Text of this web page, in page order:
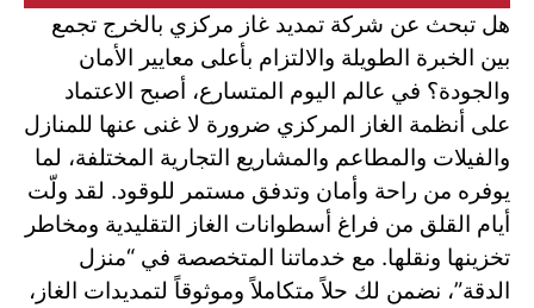
هل تبحث عن شركة تمديد غاز مركزي بالخرج تجمع
بين الخبرة الطويلة والالتزام بأعلى معايير الأمان
والجودة؟ في عالم اليوم المتسارع، أصبح الاعتماد
على أنظمة الغاز المركزي ضرورة لا غنى عنها للمنازل
والفيلات والمطاعم والمشاريع التجارية المختلفة، لما
يوفره من راحة وأمان وتدفق مستمر للوقود. لقد ولّت
أيام القلق من فراغ أسطوانات الغاز التقليدية ومخاطر
تخزينها ونقلها. مع خدماتنا المتخصصة في “منزل
الدقة”، نضمن لك حلاً متكاملاً وموثوقاً لتمديدات الغاز،